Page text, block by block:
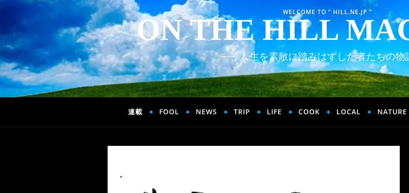
WELCOME TO “ HILL.NE.JP ”
ON THE HILL
人生を素敵に踏みはずした者たちの物
連載 FOOL NEWS TRIP LIFE COOK LOCAL NATURE